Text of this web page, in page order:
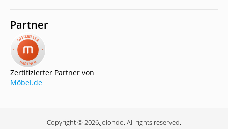
Partner
Zertifizierter Partner von
Möbel.de
Copyright © 2026.Jolondo. All rights reserved.